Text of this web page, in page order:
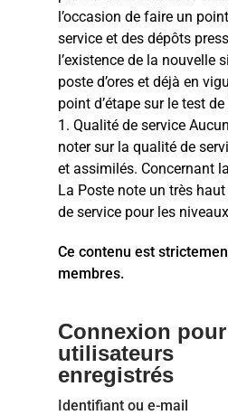
l’occasion de faire un
service et des dépôts
l’existence de la nouvelle
poste d’ores et déjà en
point d’étape sur le test
1. Qualité de service
noter sur la qualité de
et assimilés. Concernant
La Poste note un très
de service pour les
Ce contenu est
membres.
Connexion
utilisateurs
enregistrés
Identifiant ou e-mail